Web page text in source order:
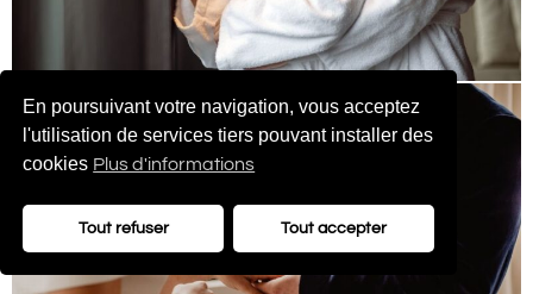
En poursuivant votre navigation, vous acceptez
l'utilisation de services tiers pouvant installer des
cookies Plus d'informations
Tout refuser Tout accepter